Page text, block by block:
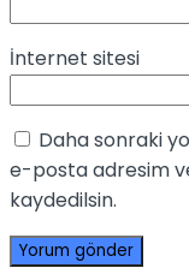
İnternet sitesi
Daha sonraki
e-posta adresim
kaydedilsin.